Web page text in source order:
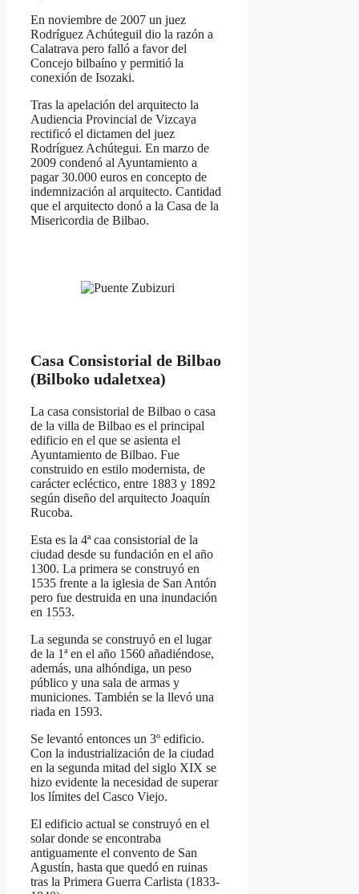
En noviembre de 2007 un juez
Rodríguez Achúteguil dio la razón a
Calatrava pero falló a favor del
Concejo bilbaíno y permitió la
conexión de Isozaki.
Tras la apelación del arquitecto la
Audiencia Provincial de Vizcaya
rectificó el dictamen del juez
Rodríguez Achútegui. En marzo de
2009 condenó al Ayuntamiento a
pagar 30.000 euros en concepto de
indemnización al arquitecto. Cantidad
que el arquitecto donó a la Casa de la
Misericordia de Bilbao.
Casa Consistorial de Bilbao
(Bilboko udaletxea)
La casa consistorial de Bilbao o casa
de la villa de Bilbao es el principal
edificio en el que se asienta el
Ayuntamiento de Bilbao. Fue
construido en estilo modernista, de
carácter ecléctico, entre 1883 y 1892
según diseño del arquitecto Joaquín
Rucoba.
Esta es la 4ª caa consistorial de la
ciudad desde su fundación en el año
1300. La primera se construyó en
1535 frente a la iglesia de San Antón
pero fue destruida en una inundación
en 1553.
La segunda se construyó en el lugar
de la 1ª en el año 1560 añadiéndose,
además, una alhóndiga, un peso
público y una sala de armas y
municiones. También se la llevó una
riada en 1593.
Se levantó entonces un 3º edificio.
Con la industrialización de la ciudad
en la segunda mitad del siglo XIX se
hizo evidente la necesidad de superar
los límites del Casco Viejo.
El edificio actual se construyó en el
solar donde se encontraba
antiguamente el convento de San
Agustín, hasta que quedó en ruinas
tras la Primera Guerra Carlista (1833-